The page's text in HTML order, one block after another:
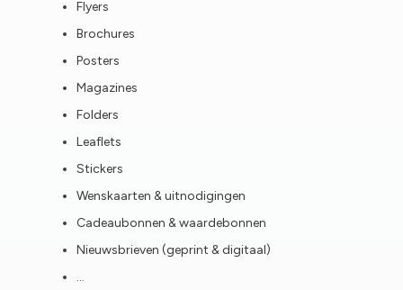
Flyers
Brochures
Posters
Magazines
Folders
Leaflets
Stickers
Wenskaarten & uitnodigingen
Cadeaubonnen & waardebonnen
Nieuwsbrieven (geprint & digitaal)
…